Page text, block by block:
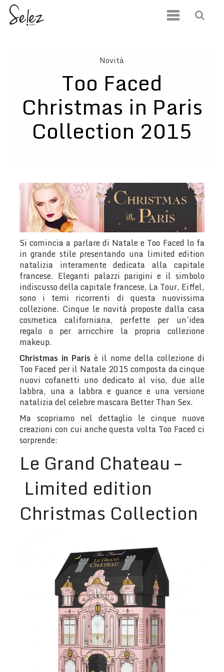
Novità
Too Faced
Christmas in Paris
Collection 2015
Si comincia a parlare di Natale e Too Faced lo fa
in grande stile presentando una limited edition
natalizia interamente dedicata alla capitale
francese. Eleganti palazzi parigini e il simbolo
indiscusso della capitale francese, La Tour, Eiffel,
sono i temi ricorrenti di questa nuovissima
collezione. Cinque le novità proposte dalla casa
cosmetica californiana, perfette per un’idea
regalo o per arricchire la propria collezione
makeup.
Christmas in Paris è il nome della collezione di
Too Faced per il Natale 2015 composta da cinque
nuovi cofanetti uno dedicato al viso, due alle
labbra, una a labbra e guance e una versione
natalizia del celebre mascara Better Than Sex.
Ma scopriamo nel dettaglio le cinque nuove
creazioni con cui anche questa volta Too Faced ci
sorprende:
Le Grand Chateau –
Limited edition
Christmas Collection